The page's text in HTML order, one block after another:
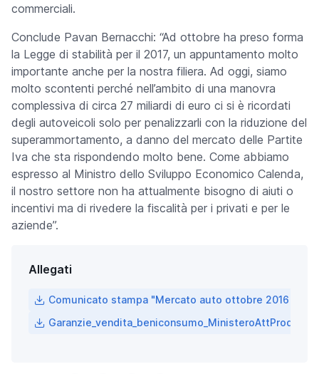
commerciali.
Conclude Pavan Bernacchi: “Ad ottobre ha preso forma
la Legge di stabilità per il 2017, un appuntamento molto
importante anche per la nostra filiera. Ad oggi, siamo
molto scontenti perché nell’ambito di una manovra
complessiva di circa 27 miliardi di euro ci si è ricordati
degli autoveicoli solo per penalizzarli con la riduzione del
superammortamento, a danno del mercato delle Partite
Iva che sta rispondendo molto bene. Come abbiamo
espresso al Ministro dello Sviluppo Economico Calenda,
il nostro settore non ha attualmente bisogno di aiuti o
incentivi ma di rivedere la fiscalità per i privati e per le
aziende”.
Allegati
Comunicato stampa "Mercato auto ottobre 2016